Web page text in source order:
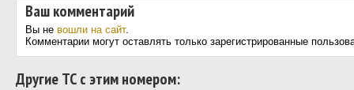
Ваш комментарий
Вы не вошли на сайт.
Комментарии могут оставлять только зарегистрированные
Другие ТС с этим номером: